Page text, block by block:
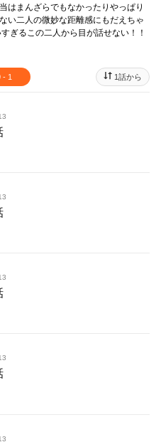
はまんざらでもなかったりやっぱり
い二人の微妙な距離感にもだえちゃ
ぎるこの二人から目が話せない！！
- 1 1話から